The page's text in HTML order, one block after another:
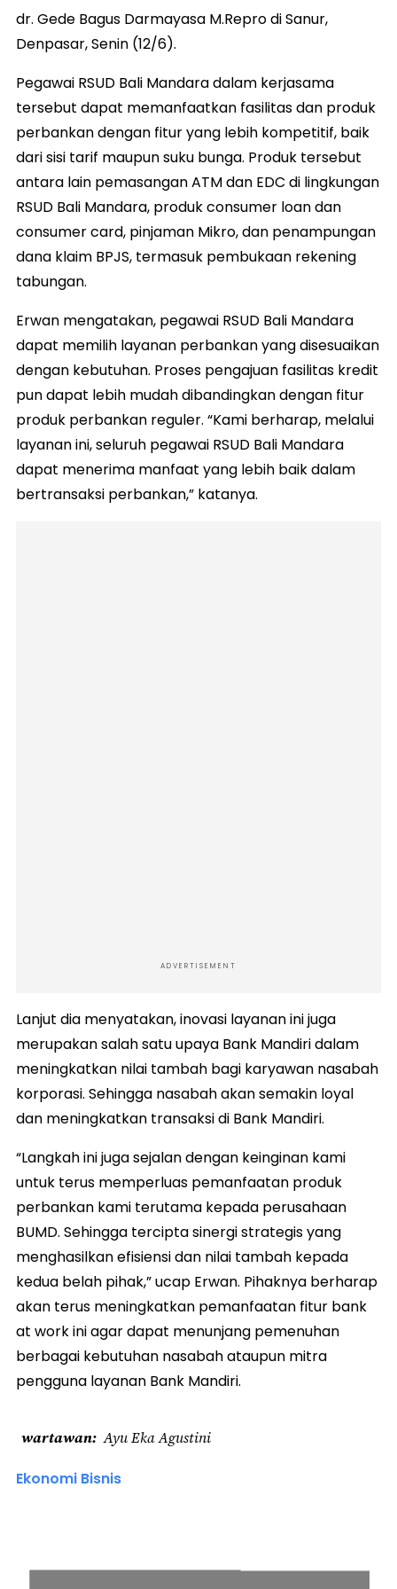
dr. Gede Bagus Darmayasa M.Repro di Sanur,
Denpasar, Senin (12/6).
Pegawai RSUD Bali Mandara dalam kerjasama
tersebut dapat memanfaatkan fasilitas dan produk
perbankan dengan fitur yang lebih kompetitif, baik
dari sisi tarif maupun suku bunga. Produk tersebut
antara lain pemasangan ATM dan EDC di lingkungan
RSUD Bali Mandara, produk consumer loan dan
consumer card, pinjaman Mikro, dan penampungan
dana klaim BPJS, termasuk pembukaan rekening
tabungan.
Erwan mengatakan, pegawai RSUD Bali Mandara
dapat memilih layanan perbankan yang disesuaikan
dengan kebutuhan. Proses pengajuan fasilitas kredit
pun dapat lebih mudah dibandingkan dengan fitur
produk perbankan reguler. “Kami berharap, melalui
layanan ini, seluruh pegawai RSUD Bali Mandara
dapat menerima manfaat yang lebih baik dalam
bertransaksi perbankan,” katanya.
ADVERTISEMENT
Lanjut dia menyatakan, inovasi layanan ini juga
merupakan salah satu upaya Bank Mandiri dalam
meningkatkan nilai tambah bagi karyawan nasabah
korporasi. Sehingga nasabah akan semakin loyal
dan meningkatkan transaksi di Bank Mandiri.
“Langkah ini juga sejalan dengan keinginan kami
untuk terus memperluas pemanfaatan produk
perbankan kami terutama kepada perusahaan
BUMD. Sehingga tercipta sinergi strategis yang
menghasilkan efisiensi dan nilai tambah kepada
kedua belah pihak,” ucap Erwan. Pihaknya berharap
akan terus meningkatkan pemanfaatan fitur bank
at work ini agar dapat menunjang pemenuhan
berbagai kebutuhan nasabah ataupun mitra
pengguna layanan Bank Mandiri.
wartawan Ayu Eka Agustini
Ekonomi Bisnis